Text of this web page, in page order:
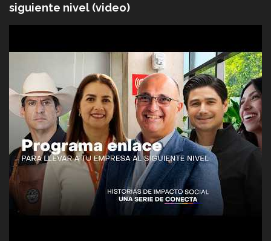
siguiente nivel (video)